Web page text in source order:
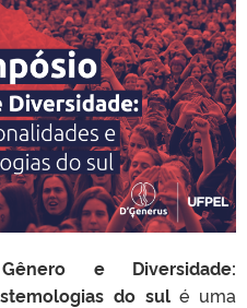
e Diversidade:
do sulé uma